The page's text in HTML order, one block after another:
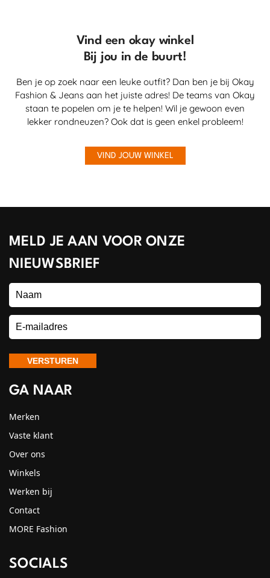
Vind een okay winkel
Bij jou in de buurt!
Ben je op zoek naar een leuke outfit? Dan ben je bij Okay
Fashion & Jeans aan het juiste adres! De teams van Okay
staan te popelen om je te helpen! Wil je gewoon even
lekker rondneuzen? Ook dat is geen enkel probleem!
VIND JOUW WINKEL
MELD JE AAN VOOR ONZE
NIEUWSBRIEF
GA NAAR
Merken
Vaste klant
Over ons
Winkels
Werken bij
Contact
MORE Fashion
SOCIALS